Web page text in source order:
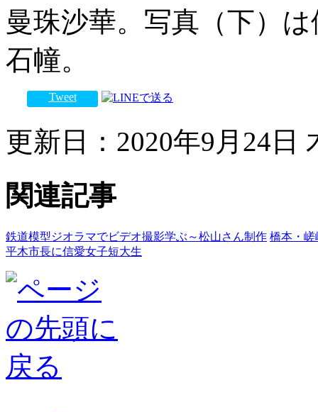
曼珠沙華。写真（下）
石幢。
Tweet
更新日：2020年9月24日
関連記事
鉄道模型ジオラマでビデオ撮影学ぶ～松山さん制作 橋本・嵯
平木市長に信愛女子短大生